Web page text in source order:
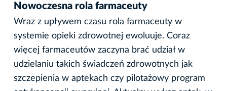
Nowoczesna rola farmaceuty
Wraz z upływem czasu rola farmaceuty w
systemie opieki zdrowotnej ewoluuje. Coraz
więcej farmaceutów zaczyna brać udział w
udzielaniu takich świadczeń zdrowotnych jak
szczepienia w aptekach czy pilotażowy program